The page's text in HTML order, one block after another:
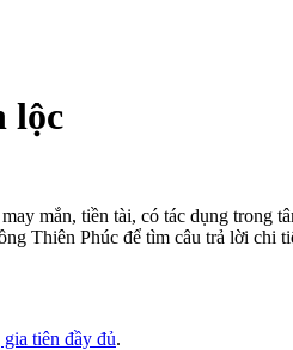
lộc
mắn, tiền tài, có tác dụng trong
Thiên Phúc để tìm câu trả lời chi
tiên đầy đủ.